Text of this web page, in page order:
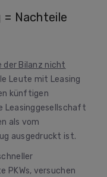
= Nachteile
der Bilanz nicht
Leute mit Leasing
künftigen
Leasinggesellschaft
als vom
ausgedruckt ist.
PKWs, versuchen